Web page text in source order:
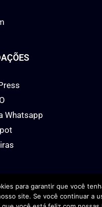
Whatsapp
Todos os
para garantir que você
site. Se você continuar a